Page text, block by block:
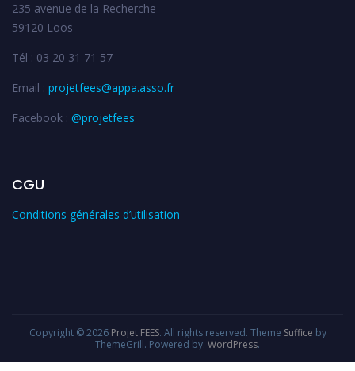
235 avenue de la Recherche
59120 Loos
Tél : 03 20 31 71 57
Email : projetfees@appa.asso.fr
Facebook : @projetfees
CGU
Conditions générales d’utilisation
Copyright © 2026 Projet FEES. All rights reserved. Theme Suffice by
ThemeGrill. Powered by: WordPress.